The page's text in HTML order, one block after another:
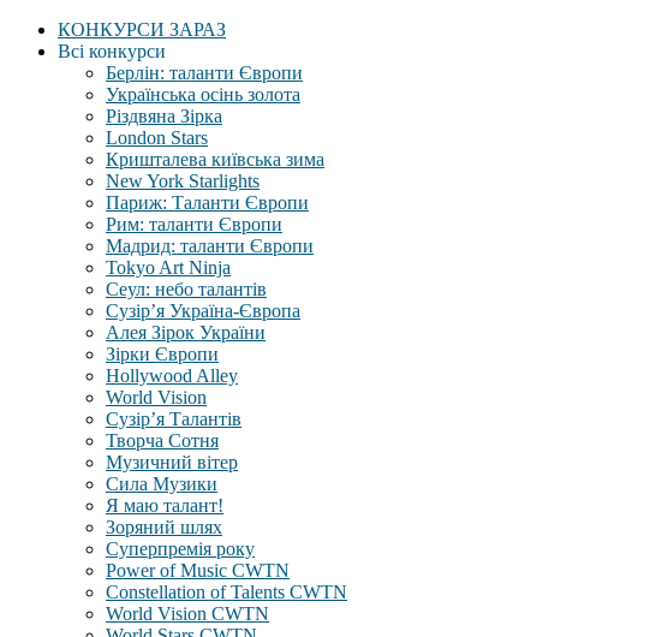
КОНКУРСИ ЗАРАЗ
Всі конкурси
Берлін: таланти Європи
Українська осінь золота
Різдвяна Зірка
London Stars
Кришталева київська зима
New York Starlights
Париж: Таланти Європи
Рим: таланти Європи
Мадрид: таланти Європи
Tokyo Art Ninja
Сеул: небо талантів
Сузір’я Україна-Європа
Алея Зірок України
Зірки Європи
Hollywood Alley
World Vision
Сузір’я Талантів
Творча Сотня
Музичний вітер
Сила Музики
Я маю талант!
Зоряний шлях
Суперпремія року
Power of Music CWTN
Constellation of Talents CWTN
World Vision CWTN